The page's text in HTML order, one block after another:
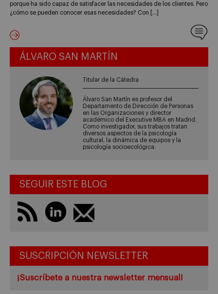
porque ha sido capaz de satisfacer las necesidades de los clientes. Pero
¿cómo se pueden conocer esas necesidades? Con […]
ÁLVARO SAN MARTÍN
Titular de la Cátedra
Álvaro San Martín es profesor del
Departamento de Dirección de Personas
en las Organizaciones y director
académico del Executive MBA en Madrid.
Como investigador, sus trabajos tratan
diversos aspectos de la psicología
cultural, la dinámica de equipos y la
psicología socioecológica.
SEGUIR ESTE BLOG
SUSCRIPCIÓN NEWSLETTER
¡Suscríbete a nuestra newsletter mensual!